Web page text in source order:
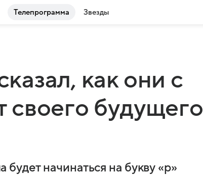
Телепрограмма Звезды
как они с
своего будущего
начинаться на букву «р»